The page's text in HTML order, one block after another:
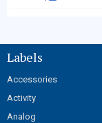
Labels
Accessories
Activity
Analog